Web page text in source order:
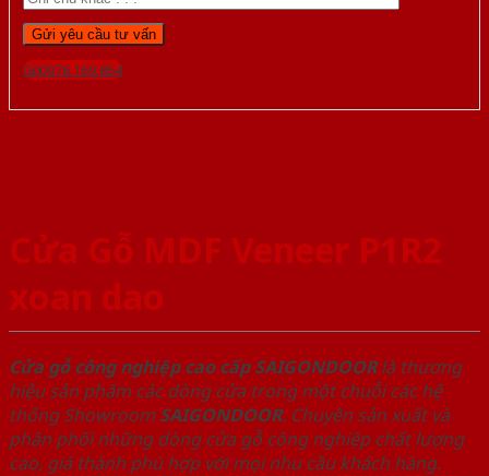
Gọi 0976.169.864
Cửa Gỗ MDF Veneer P1R2
xoan dao
Cửa gỗ công nghiệp cao cấp SAIGONDOORlà thương
hiệu sản phẩm các dòng cửa trong một chuỗi các hệ
thống Showroom SAIGONDOOR. Chuyên sản xuất và
phân phối những dòng cửa gỗ công nghiệp chất lượng
cao, giá thành phù hợp với mọi nhu cầu khách hàng.